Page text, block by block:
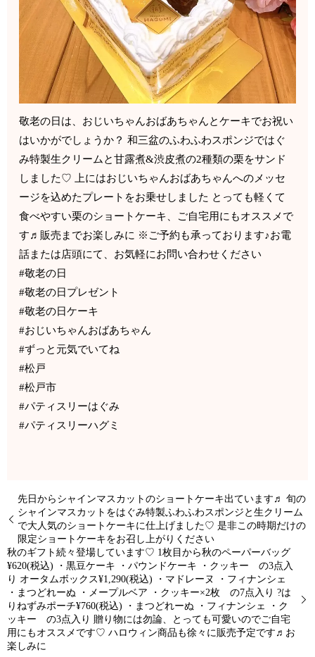
敬老の日は、おじいちゃんおばあちゃんとケーキでお祝い
はいかがでしょうか？ 和三盆のふわふわスポンジではぐ
み特製生クリームと甘露煮&渋皮煮の2種類の栗をサンド
しました♡ 上にはおじいちゃんおばあちゃんへのメッセ
ージを込めたプレートをお乗せしました とっても軽くて
食べやすい栗のショートケーキ、ご自宅用にもオススメで
す♬販売までお楽しみに ※ご予約も承っております♪お電
話または店頭にて、お気軽にお問い合わせください
#敬老の日
#敬老の日プレゼント
#敬老の日ケーキ
#おじいちゃんおばあちゃん
#ずっと元気でいてね
#松戸
#松戸市
#パティスリーはぐみ
#パティスリーハグミ
先日からシャインマスカットのショートケーキ出ています♬ 旬の
シャインマスカットをはぐみ特製ふわふわスポンジと生クリーム
で大人気のショートケーキに仕上げました♡ 是非この時期だけの
限定ショートケーキをお召し上がりください
秋のギフト続々登場しています♡ 1枚目から秋のペーパーバッグ
¥620(税込) ・黒豆ケーキ ・パウンドケーキ ・クッキー の3点入
り オータムボックス¥1,290(税込) ・マドレーヌ ・フィナンシェ
・まつどれーぬ ・メープルベア ・クッキー×2枚 の7点入り ?は
りねずみポーチ¥760(税込) ・まつどれーぬ ・フィナンシェ ・ク
ッキー の3点入り 贈り物には勿論、とっても可愛いのでご自宅
用にもオススメです♡ ハロウィン商品も徐々に販売予定です♬お
楽しみに